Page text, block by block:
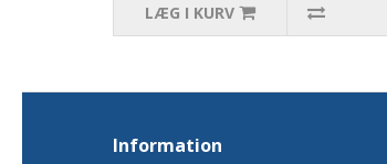
LÆG I KURV
Information